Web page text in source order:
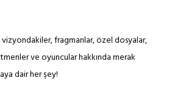
fragmanlar, özel dosyalar,
ve oyuncular hakkında merak
dair her şey!